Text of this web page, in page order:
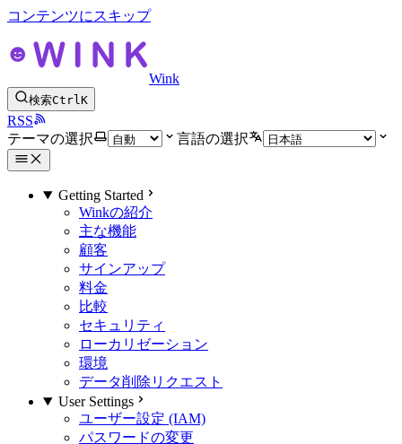
コンテンツにスキップ
Wink
検索CtrlK
RSS
テーマの選択
言語の選択
Getting Started
Winkの紹介
主な機能
顧客
サインアップ
料金
比較
セキュリティ
ローカリゼーション
環境
データ削除リクエスト
User Settings
ユーザー設定 (IAM)
パスワードの変更